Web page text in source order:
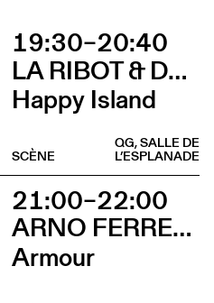
19:30–20:40
LA RIBOT & DANÇANDO COM A DIFERENÇA
Happy Island
QG, SALLE DE
L’ESPLANADE
SCÈNE
21:00–22:00
ARNO FERRERA & GILLES POLET
Armour